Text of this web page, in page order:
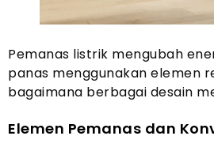
Pemanas listrik mengubah
panas menggunakan elemen
bagaimana berbagai desain
Elemen Pemanas dan